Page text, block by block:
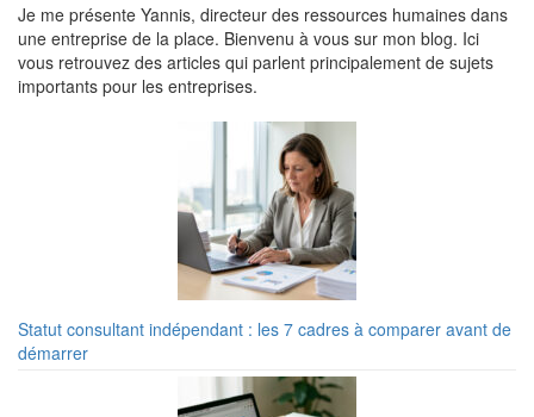
Je me présente Yannis, directeur des ressources humaines dans
une entreprise de la place. Bienvenu à vous sur mon blog. Ici
vous retrouvez des articles qui parlent principalement de sujets
importants pour les entreprises.
Statut consultant indépendant : les 7 cadres à comparer avant de
démarrer